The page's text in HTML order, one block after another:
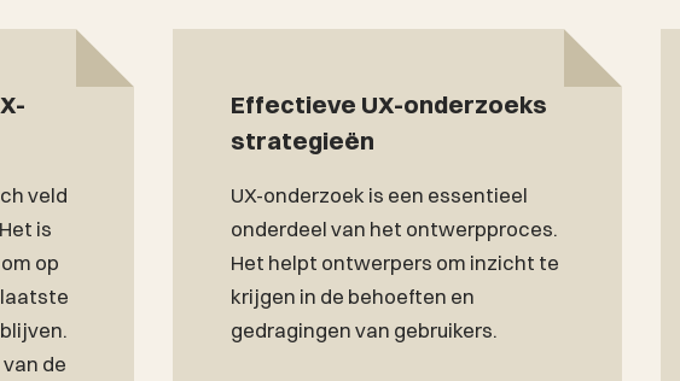
veld
is
op
de
Effectieve UX-onderzoeks
strategieën
UX-onderzoek is een essentieel
onderdeel van het ontwerpproces.
Het helpt ontwerpers om inzicht te
krijgen in de behoeften en
gedragingen van gebruikers.